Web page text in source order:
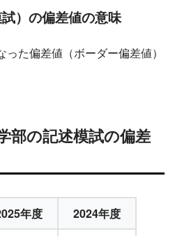
）の偏差値の意味
た偏差値（ボーダー偏差値）
部の記述模試の偏差
年度
2024年度